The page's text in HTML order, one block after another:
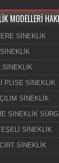
MODELLERİ
SİNEKLİK
SİNEKLİK
PLİSE SİNEKLİK
SİNEKLİK
SİNEKLİK
SİNEKLİK
SİNEKLİK